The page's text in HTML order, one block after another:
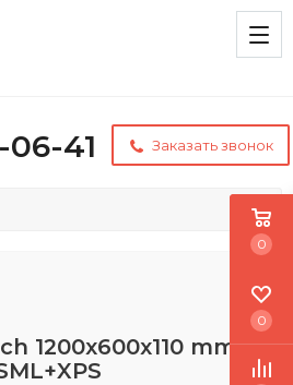
06-41 Заказать звонок
1200х600х110 mm
0
0